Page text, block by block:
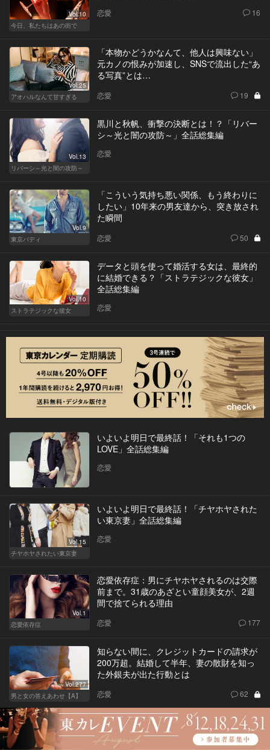
Vol.10
今日、私たちはあの街で
恋愛 16
Vol.25
アオハルなんて甘すぎる
「本物かどうかなんて、他人は興味ない」
元カノの恨みが加速し、SNSで流出した“あ
る写真”とは…
恋愛 19
Vol.13
リバーシ～光と闇の攻防～
黒川と秋帆、衝撃の決断とは！？「リバー
シ～光と闇の攻防～」全話総集編
恋愛
Vol.9
東京バディ
「こういう気持ち悪い関係、もう終わりに
したい」10年来の男友達から、突き放され
た瞬間
恋愛 50
Vol.10
ストラテジックな彼女
データと頭を使って婚活する女は、最終的
に結婚できる？「ストラテジックな彼女」
全話総集編
恋愛
いよいよ明日で最終話！「それも1つの
LOVE」全話総集編
恋愛
Vol.15
チヤホヤされたい東京妻
いよいよ明日で最終話！「チヤホヤされた
い東京妻」全話総集編
恋愛
Vol.1
恋愛依存症
恋愛依存症：男にチヤホヤされるのは交際
前まで。31歳のあざとい童顔美女が、2週
間で捨てられる理由
恋愛 177
Vol.277
男と女の答えあわせ【A】
知らない間に、クレジットカードの請求が
200万超。結婚して半年、妻の散財を知っ
た外銀夫が出た行動とは
恋愛 62
「まだ好き…」自分を振った彼と2ヶ月ぶ
りに再会したら、意外な展開に…